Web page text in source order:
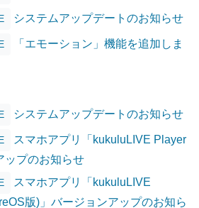
システムアップデートのお知らせ
「エモーション」機能を追加しま
システムアップデートのお知らせ
スマホアプリ「kukuluLIVE Player
ップのお知らせ
スマホアプリ「kukuluLIVE
版)」バージョンアップのお知ら